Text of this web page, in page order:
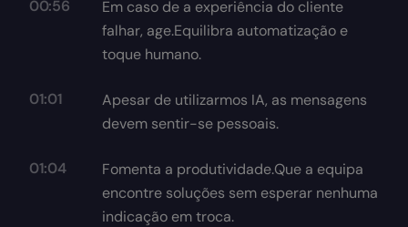
00:56
Em caso de a experiência do cliente
falhar, age.Equilibra automatização e
toque humano.
01:01
Apesar de utilizarmos IA, as mensagens
devem sentir-se pessoais.
01:04
Fomenta a produtividade.Que a equipa
encontre soluções sem esperar nenhuma
indicação em troca.